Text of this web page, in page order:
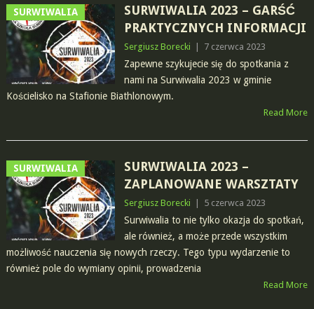
SURWIWALIA
SURWIWALIA 2023 – GARŚĆ
PRAKTYCZNYCH INFORMACJI
Sergiusz Borecki 7 czerwca 2023
Zapewne szykujecie się do spotkania z
nami na Surwiwalia 2023 w gminie
Kościelisko na Stafionie Biathlonowym.
Read More
SURWIWALIA
SURWIWALIA 2023 –
ZAPLANOWANE WARSZTATY
Sergiusz Borecki 5 czerwca 2023
Surwiwalia to nie tylko okazja do spotkań,
ale również, a może przede wszystkim
możliwość nauczenia się nowych rzeczy. Tego typu wydarzenie to
również pole do wymiany opinii, prowadzenia
Read More